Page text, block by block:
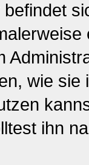
wie
ihn